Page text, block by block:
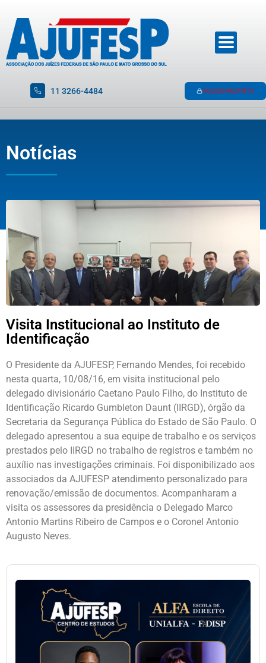
11 3266-4484 ACESSO RESTRITO
Notícias
Visita Institucional ao Instituto de
Identificação
O Presidente da AJUFESP, Fernando Mendes, foi recebido
nesta quarta, 10/08/16, em visita institucional pelo
delegado divisionário Caetano Paulo Filho, do Instituto de
Identificação Ricardo Gumbleton Daunt (IIRGD), órgão da
Secretaria da Segurança Pública do Estado de São Paulo. O
delegado apresentou a sua equipe de trabalho e os serviços
prestados pelo IIRGD no trabalho de registros e também no
auxílio nas investigações criminais. Foi disponibilizado aos
associados da AJUFESP atendimento personalizado para
renovação/emissão de documentos. Acompanharam a
visita os assessores da presidência o Delegado Marco
Antonio Martins Ribeiro de Campos e o Coronel Antonio
Augusto Neves.